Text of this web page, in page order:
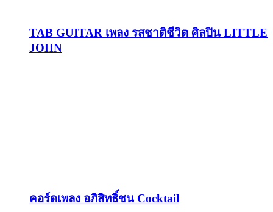
TAB GUITAR เพลง รสชาติชีวิต ศิลปิน LITTLE
JOHN
คอร์ดเพลง อภิสิทธิ์ชน Cocktail